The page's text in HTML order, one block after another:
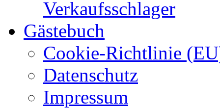
Verkaufsschlager
Gästebuch
Cookie-Richtlinie
Datenschutz
Impressum